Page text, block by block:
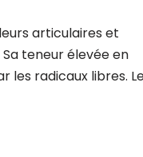
articulaires et
teneur élevée en
les radicaux libres.